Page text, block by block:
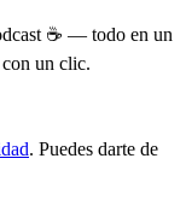
☕ — todo en un
un clic.
. Puedes darte de